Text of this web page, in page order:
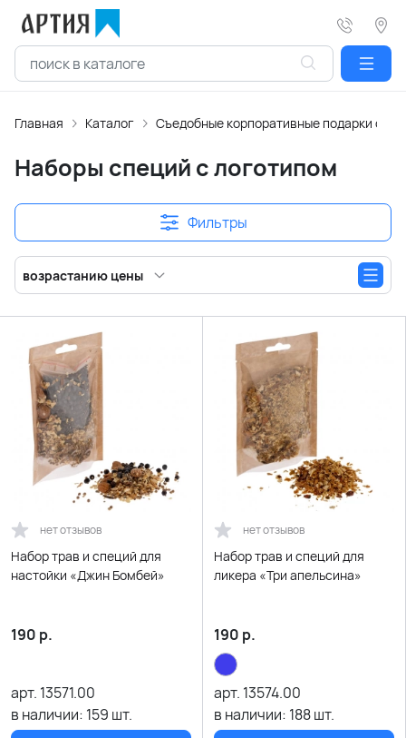
Главная Каталог Съедобные корпоративные подарки с
Наборы специй с логотипом
Фильтры
возрастанию цены
нет отзывов
Набор трав и специй для
настойки «Джин Бомбей»
190 р.
арт. 13571.00
в наличии: 159 шт.
нет отзывов
Набор трав и специй для
ликера «Три апельсина»
190 р.
арт. 13574.00
в наличии: 188шт.